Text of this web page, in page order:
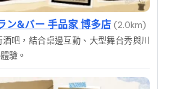
ン&バー 手品家 博多店 (2.0km)
吧，結合桌邊互動、大型舞台秀與川
驗。